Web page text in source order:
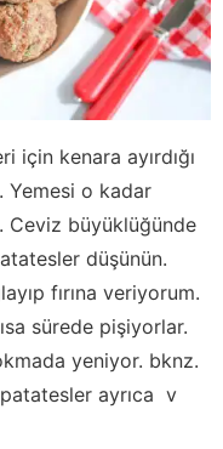
için kenara ayırdığı
Yemesi o kadar
Ceviz büyüklüğünde
düşünün.
fırına veriyorum.
sürede pişiyorlar.
yeniyor. bknz.
ayrıca v